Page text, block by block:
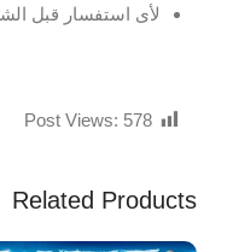
لأى استفسار قبل
Post Views: 578
Related Products